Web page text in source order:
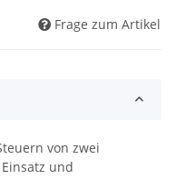
Frage zum Artikel
von zwei
und